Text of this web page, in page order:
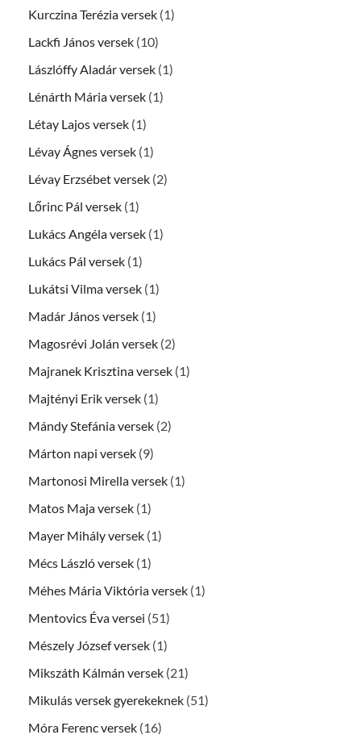
Kurczina Terézia versek (1)
Lackfi János versek (10)
Lászlóffy Aladár versek (1)
Lénárth Mária versek (1)
Létay Lajos versek (1)
Lévay Ágnes versek (1)
Lévay Erzsébet versek (2)
Lőrinc Pál versek (1)
Lukács Angéla versek (1)
Lukács Pál versek (1)
Lukátsi Vilma versek (1)
Madár János versek (1)
Magosrévi Jolán versek (2)
Majranek Krisztina versek (1)
Majtényi Erik versek (1)
Mándy Stefánia versek (2)
Márton napi versek (9)
Martonosi Mirella versek (1)
Matos Maja versek (1)
Mayer Mihály versek (1)
Mécs László versek (1)
Méhes Mária Viktória versek (1)
Mentovics Éva versei (51)
Mészely József versek (1)
Mikszáth Kálmán versek (21)
Mikulás versek gyerekeknek (51)
Móra Ferenc versek (16)